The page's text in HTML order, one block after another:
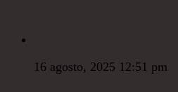
16 agosto, 2025 12:51 pm